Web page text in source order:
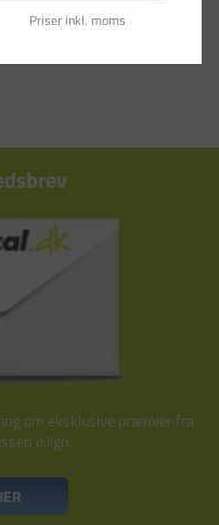
om eksklusive præmier fra
o.lign.
Priser inkl. moms